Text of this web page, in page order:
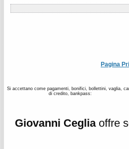
Pagina
Si accettano come pagamenti, bonifici, bollettini, vaglia,
di credito, bankpass:
Giovanni Cegliaoffre